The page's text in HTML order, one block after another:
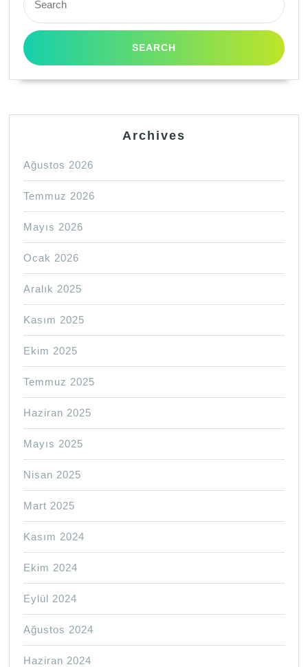
for:
Archives
Ağustos 2026
Temmuz 2026
Mayıs 2026
Ocak 2026
Aralık 2025
Kasım 2025
Ekim 2025
Temmuz 2025
Haziran 2025
Mayıs 2025
Nisan 2025
Mart 2025
Kasım 2024
Ekim 2024
Eylül 2024
Ağustos 2024
Haziran 2024